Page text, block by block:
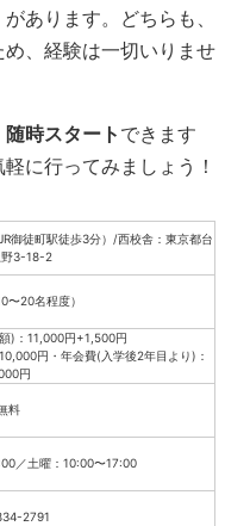
があります。どちらも、
め、経験は一切いりませ
随時スタート できます
に行ってみましょう！
御徒町駅徒歩3分）/西校舎：東京都台
野3-18-2
〜20名程度）
)：11,000円+1,500円
円・年会費(入学後2年目より)：
円
料
／土曜：10:00〜17:00
2791